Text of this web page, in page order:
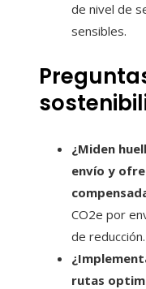
de nivel de
sensibles.
¿Miden
envío y
CO2e por
de reducción.
rutas